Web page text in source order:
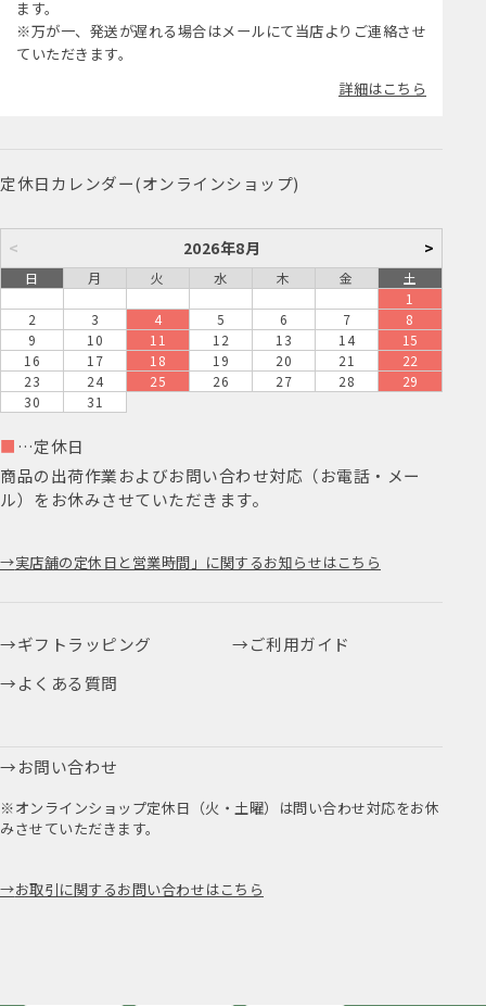
ます。
※万が一、発送が遅れる場合はメールにて当店よりご連絡させ
ていただきます。
詳細はこちら
定休日カレンダー(オンラインショップ)
< 2026年8月 >
日 月 火 水 木 金
土
1
2
3 4 5 6 7
8
9
10 11 12 13 14
15
16
17 18 19 20 21
22
23
24 25 26 27 28
29
30
31
■ …定休日
商品の出荷作業およびお問い合わせ対応（お電話・メー
ル）をお休みさせていただきます。
実店舗の定休日と営業時間」に関するお知らせはこちら
ギフトラッピング
ご利用ガイド
よくある質問
お問い合わせ
※オンラインショップ定休日（火・土曜）は問い合わせ対応をお休
みさせていただきます。
お取引に関するお問い合わせはこちら